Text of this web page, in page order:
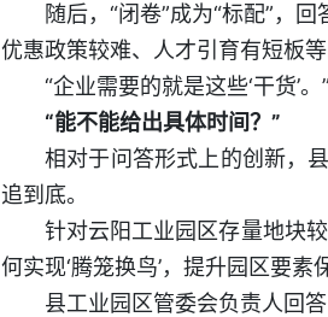
随后，“闭卷”成为“标配”，
优惠政策较难、人才引育有短板等
“企业需要的就是这些‘干货’
“能不能给出具体时间？”
相对于问答形式上的创新，
追到底。
针对云阳工业园区存量地块
何实现‘腾笼换鸟’，提升园区要素
县工业园区管委会负责人回